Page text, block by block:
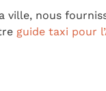
ville, nous
guide taxi pour